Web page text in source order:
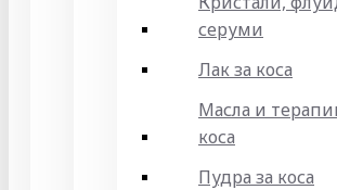
серуми
Лак за коса
Масла и
коса
Пудра за коса